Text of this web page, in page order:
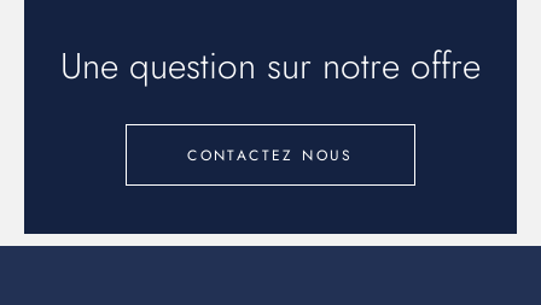
Une question sur notre offre
CONTACTEZ NOUS